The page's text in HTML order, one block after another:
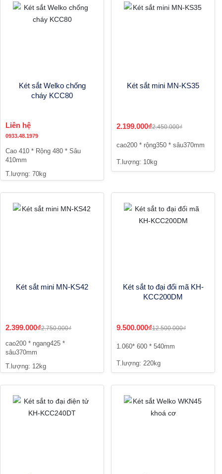
Két sắt Welko chống
cháy KCC80
Liên hệ
0933.48.1979
Cao 410 * Rộng 480 * Sâu
410mm
T.lượng: 70kg
Két sắt mini MN-KS35
2.199.000₫2.450.000₫
cao200 * rộng350 * sâu370mm
T.lượng: 10kg
Két sắt mini MN-KS42
2.399.000₫2.750.000₫
cao200 * ngang425 *
sâu370mm
T.lượng: 12kg
Két sắt to đại đổi mã KH-
KCC200DM
9.500.000₫12.500.000₫
1.060* 600 * 540mm
T.lượng: 220kg